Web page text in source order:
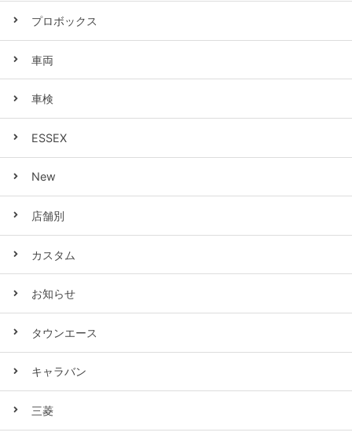
プロボックス
車両
車検
ESSEX
New
店舗別
カスタム
お知らせ
タウンエース
キャラバン
三菱